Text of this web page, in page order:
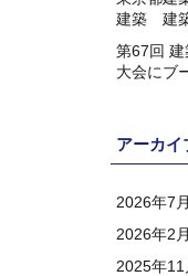
建築 建
第67回
大会にブ
アーカイ
2026年7月
2026年2月
2025年11